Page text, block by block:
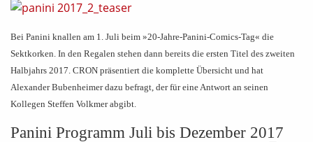
Bei Panini knallen am 1. Juli beim »20-Jahre-Panini-Comics-Tag« die
Sektkorken. In den Regalen stehen dann bereits die ersten Titel des zweiten
Halbjahrs 2017. CRON präsentiert die komplette Übersicht und hat
Alexander Bubenheimer dazu befragt, der für eine Antwort an seinen
Kollegen Steffen Volkmer abgibt.
Panini Programm Juli bis Dezember 2017